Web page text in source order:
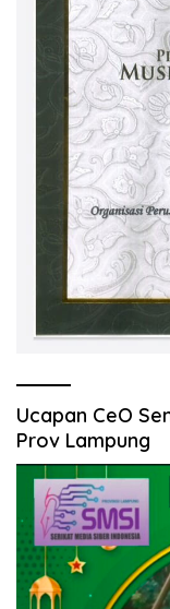
Ucapan CeO
Prov Lampung